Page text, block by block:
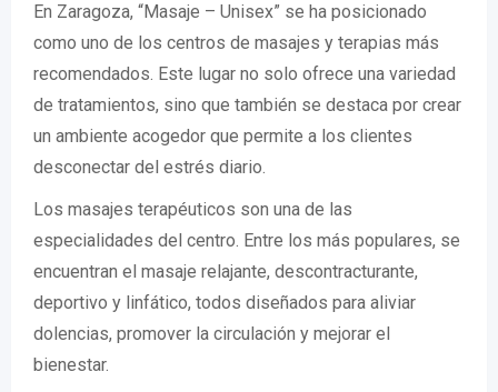
En Zaragoza, “Masaje – Unisex” se ha posicionado
como uno de los centros de masajes y terapias más
recomendados. Este lugar no solo ofrece una variedad
de tratamientos, sino que también se destaca por crear
un ambiente acogedor que permite a los clientes
desconectar del estrés diario.
Los masajes terapéuticos son una de las
especialidades del centro. Entre los más populares, se
encuentran el masaje relajante, descontracturante,
deportivo y linfático, todos diseñados para aliviar
dolencias, promover la circulación y mejorar el
bienestar.